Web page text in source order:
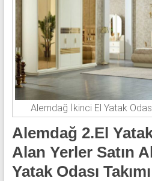
Alemdağ İkinci El Yatak
Alemdağ 2.El Yatak
Alan Yerler Satın
Yatak Odası